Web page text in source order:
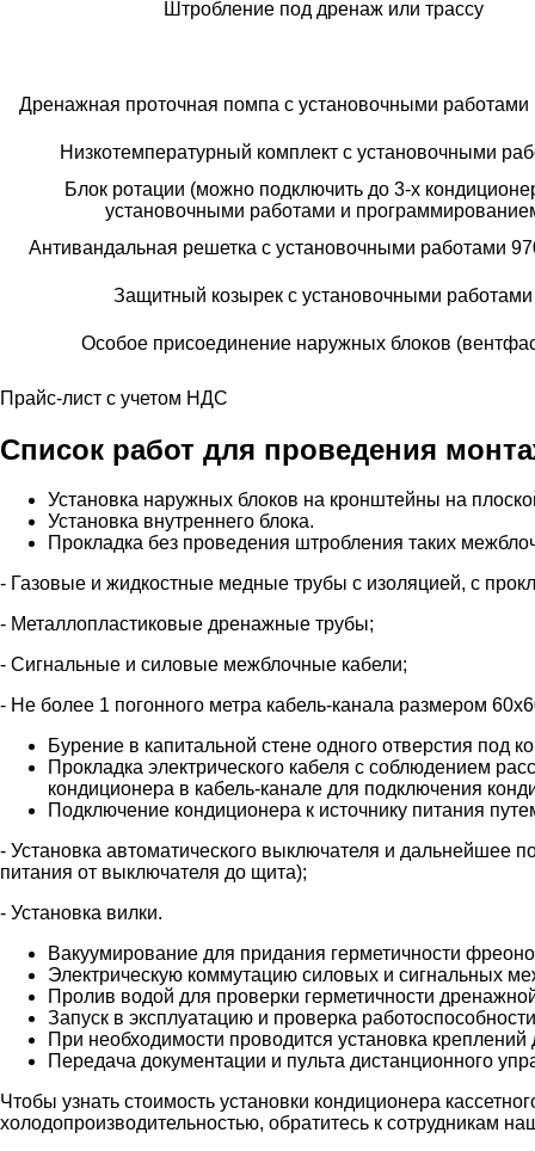
Штробление под дренаж или трассу
Дренажная проточная помпа с установочными работами
Низкотемпературный комплект с установочными
Блок ротации (можно подключить до 3-х
установочными работами и
Антивандальная решетка с установочными работами
Защитный козырек с установочными работами
Особое присоединение наружных блоков
Прайс-лист с учетом НДС
Список работ для проведения
Установка наружных блоков на кронштейны на
Установка внутреннего блока.
Прокладка без проведения штробления таких
- Газовые и жидкостные медные трубы с изоляцией, с
- Металлопластиковые дренажные трубы;
- Сигнальные и силовые межблочные кабели;
- Не более 1 погонного метра кабель-канала размером
Бурение в капитальной стене одного отверстия под
Прокладка электрического кабеля с соблюдением
кондиционера в кабель-канале для подключения
Подключение кондиционера к источнику питания
- Установка автоматического выключателя и дальнейшее
питания от выключателя до щита);
- Установка вилки.
Вакуумирование для придания герметичности
Электрическую коммутацию силовых и сигнальных
Пролив водой для проверки герметичности
Запуск в эксплуатацию и проверка
При необходимости проводится установка
Передача документации и пульта дистанционного
Чтобы узнать стоимость установки кондиционера
холодопроизводительностью, обратитесь к сотрудникам